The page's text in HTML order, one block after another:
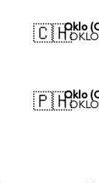
🇨🇭Oklo
1
🇵🇭Oklo
1